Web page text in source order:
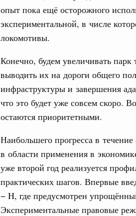
опыт пока ещё осторожного
экспериментальной, в числе
локомотивы.
Конечно, будем увеличивать
выводить их на дороги общего
инфраструктуры и завершения
что это будет уже совсем скоро.
остаются приоритетными.
Наибольшего прогресса в
в области применения в
уже второй год реализуется
практических шагов. Впервые
− H, где предусмотрен
Экспериментальные правовые